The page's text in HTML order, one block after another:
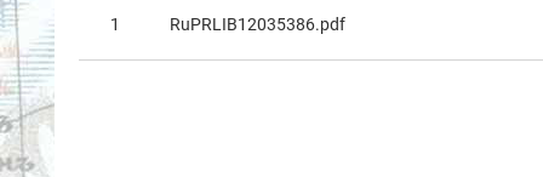
1 RuPRLIB12035386.pdf